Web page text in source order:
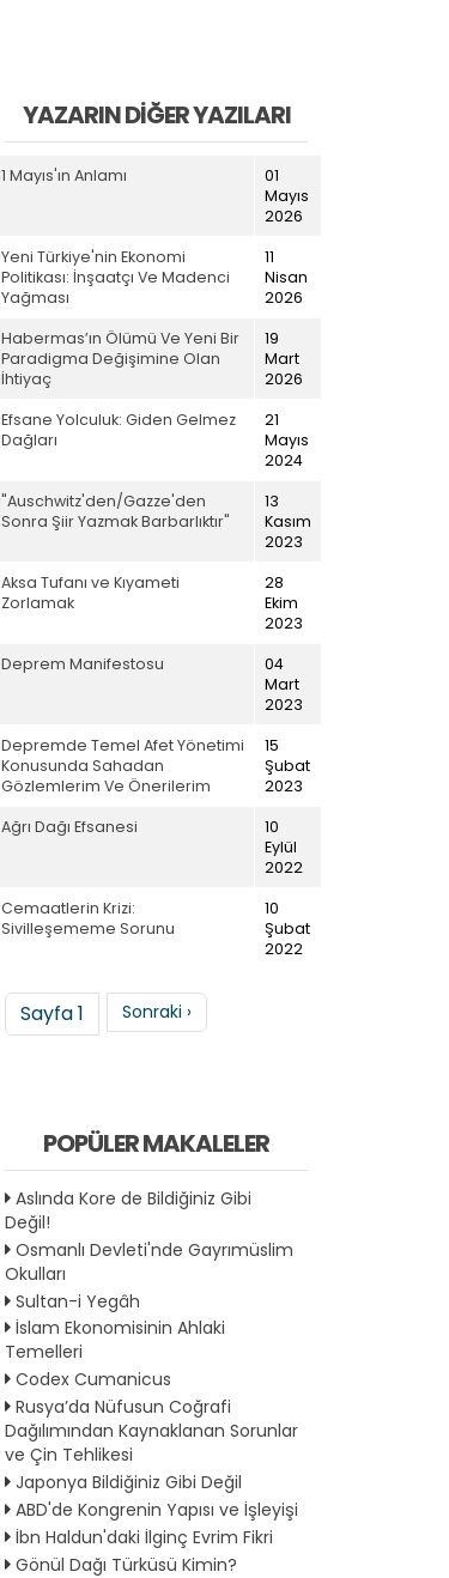
YAZARIN DIĞER YAZILARI
1 Mayıs'ın Anlamı
01
Mayıs
2026
Yeni Türkiye'nin Ekonomi
Politikası: İnşaatçı Ve Madenci
Yağması
11
Nisan
2026
Habermas’ın Ölümü Ve Yeni Bir
Paradigma Değişimine Olan
İhtiyaç
19
Mart
2026
Efsane Yolculuk: Giden Gelmez
Dağları
21
Mayıs
2024
"Auschwitz'den/Gazze'den
Sonra Şiir Yazmak Barbarlıktır"
13
Kasım
2023
Aksa Tufanı ve Kıyameti
Zorlamak
28
Ekim
2023
Deprem Manifestosu
04
Mart
2023
Depremde Temel Afet Yönetimi
Konusunda Sahadan
Gözlemlerim Ve Önerilerim
15
Şubat
2023
Ağrı Dağı Efsanesi
10
Eylül
2022
Cemaatlerin Krizi:
Sivilleşememe Sorunu
10
Şubat
2022
Sayfalama
Sayfa 1 Sonraki sayfa
Sonraki ›
POPÜLER MAKALELER
Aslında Kore de Bildiğiniz Gibi
Değil!
Osmanlı Devleti'nde Gayrımüslim
Okulları
Sultan-i Yegâh
İslam Ekonomisinin Ahlaki
Temelleri
Codex Cumanicus
Rusya’da Nüfusun Coğrafi
Dağılımından Kaynaklanan Sorunlar
ve Çin Tehlikesi
Japonya Bildiğiniz Gibi Değil
ABD'de Kongrenin Yapısı ve İşleyişi
İbn Haldun'daki İlginç Evrim Fikri
Gönül Dağı Türküsü Kimin?